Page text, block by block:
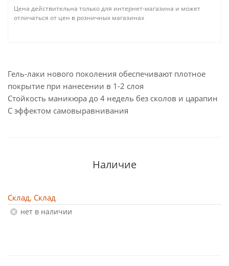
Цена действительна только для интернет-магазина и может
отличаться от цен в розничных магазинах
Гель-лаки нового поколения обеспечивают плотное
покрытие при нанесении в 1-2 слоя
Стойкость маникюра до 4 недель без сколов и царапин
С эффектом самовыравнивания
Наличие
Склад, Склад
Нет в наличии